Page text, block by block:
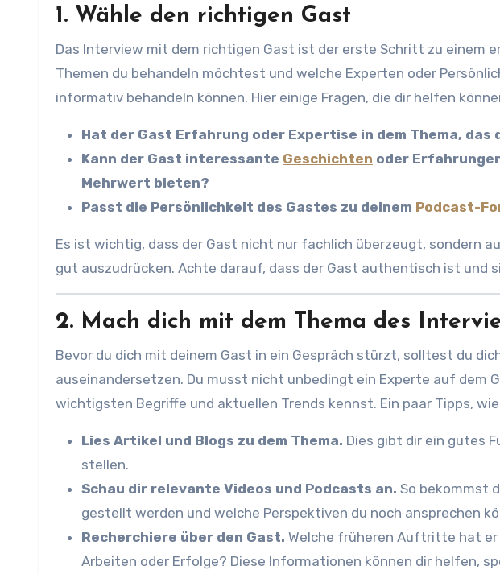
1. Wähle den richtigen Gast
Das Interview mit dem richtigen Gast ist der erste Schritt zu einem
Themen du behandeln möchtest und welche Experten oder
informativ behandeln können. Hier einige Fragen, die dir helfen
Hat der Gast Erfahrung oder Expertise in dem Thema, das
Kann der Gast interessante Geschichten oder
Mehrwert bieten?
Passt die Persönlichkeit des Gastes zu deinem Podcast-
Es ist wichtig, dass der Gast nicht nur fachlich überzeugt, sondern
gut auszudrücken. Achte darauf, dass der Gast authentisch ist und
2. Mach dich mit dem Thema des
Bevor du dich mit deinem Gast in ein Gespräch stürzt, solltest du
auseinandersetzen. Du musst nicht unbedingt ein Experte auf dem
wichtigsten Begriffe und aktuellen Trends kennst. Ein paar Tipps,
Lies Artikel und Blogs zu dem Thema. Dies gibt dir ein gutes
stellen.
Schau dir relevante Videos und Podcasts an. So bekommst
gestellt werden und welche Perspektiven du noch ansprechen
Recherchiere über den Gast. Welche früheren Auftritte hat
Arbeiten oder Erfolge? Diese Informationen können dir helfen,